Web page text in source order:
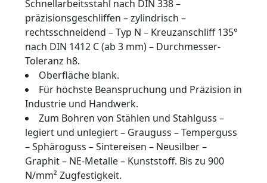
Schnellarbeitsstahl nach DIN 338 –
präzisionsgeschliffen – zylindrisch –
rechtsschneidend – Typ N – Kreuzanschliff 135°
nach DIN 1412 C (ab 3 mm) – Durchmesser-
Toleranz h8.
Oberfläche blank.
Für höchste Beanspruchung und Präzision in
Industrie und Handwerk.
Zum Bohren von Stählen und Stahlguss –
legiert und unlegiert – Grauguss – Temperguss
– Sphäroguss – Sintereisen – Neusilber –
Graphit – NE-Metalle – Kunststoff. Bis zu 900
N/mm² Zugfestigkeit.